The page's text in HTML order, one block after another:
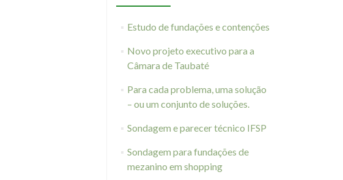
Estudo de fundações e contenções
Novo projeto executivo para a
Câmara de Taubaté
Para cada problema, uma solução
– ou um conjunto de soluções.
Sondagem e parecer técnico IFSP
Sondagem para fundações de
mezanino em shopping